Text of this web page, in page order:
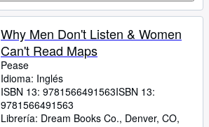
Why Men Don't Listen & Women
Can't Read Maps
Pease
Idioma: Inglés
ISBN 13: 9781566491563ISBN 13:
9781566491563
Librería: Dream Books Co., Denver, CO,